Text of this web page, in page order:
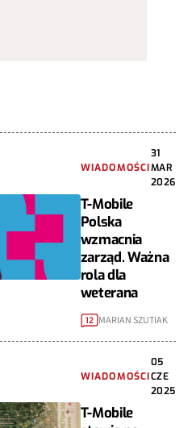
WIADOMOŚCI
31
MAR
2026
T-Mobile
Polska
wzmacnia
zarząd. Ważna
rola dla
weterana
12 MARIAN SZUTIAK
WIADOMOŚCI
05
CZE
2025
T-Mobile